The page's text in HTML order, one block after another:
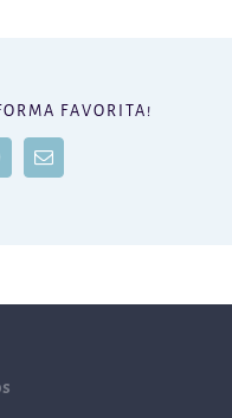
FAVORITA!
Correo